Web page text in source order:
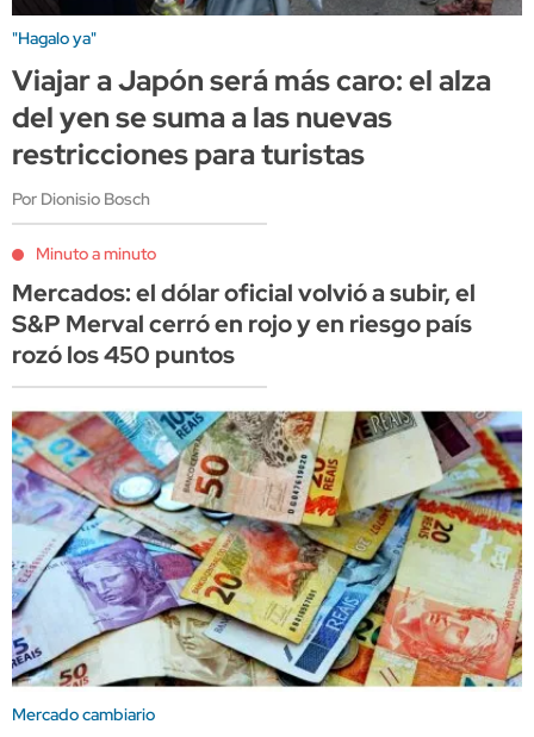
"Hagalo ya"
Viajar a Japón será más caro: el alza
del yen se suma a las nuevas
restricciones para turistas
Por Dionisio Bosch
Minuto a minuto
Mercados: el dólar oficial volvió a subir, el
S&P Merval cerró en rojo y en riesgo país
rozó los 450 puntos
Mercado cambiario